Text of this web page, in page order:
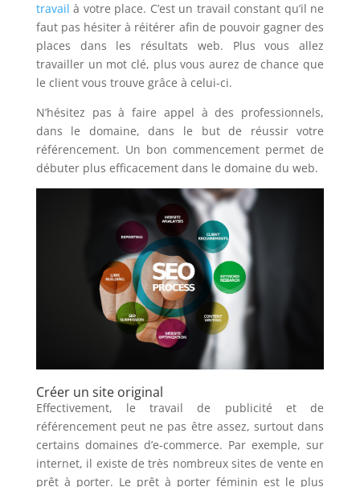
travail à votre place. C’est un travail constant qu’il ne
faut pas hésiter à réitérer afin de pouvoir gagner des
places dans les résultats web. Plus vous allez
travailler un mot clé, plus vous aurez de chance que
le client vous trouve grâce à celui-ci.
N’hésitez pas à faire appel à des professionnels,
dans le domaine, dans le but de réussir votre
référencement. Un bon commencement permet de
débuter plus efficacement dans le domaine du web.
Créer un site original
Effectivement, le travail de publicité et de
référencement peut ne pas être assez, surtout dans
certains domaines d’e-commerce. Par exemple, sur
internet, il existe de très nombreux sites de vente en
prêt à porter. Le prêt à porter féminin est le plus